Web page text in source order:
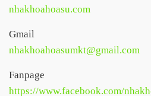
nhakhoahoasu.com
Gmail
nhakhoahoasumkt@gmail.com
Fanpage
https://www.facebook.com/